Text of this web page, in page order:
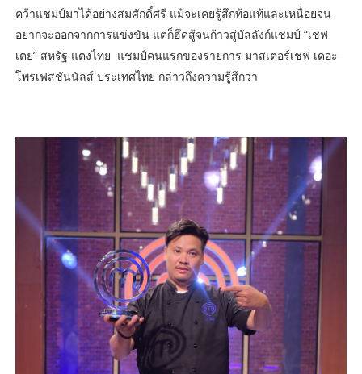
คว้าแชมป์มาได้อย่างสมศักดิ์ศรี แม้จะเคยรู้สึกท้อแท้และเหนื่อยจน
อยากจะออกจากการแข่งขัน แต่ก็ฮึดสู้จนก้าวสู่บัลลังก์แชมป์ “เชฟ
เตย” สหรัฐ แตงไทย แชมป์คนแรกของรายการ มาสเตอร์เชฟ เดอะ
โพรเฟสชันนัลส์ ประเทศไทย กล่าวถึงความรู้สึกว่า